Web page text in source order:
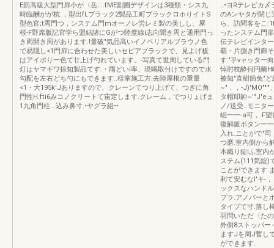
E罰高級大型門扉小が〈岳::::fME割圃デザインは3種類・シス九
時臨酬がが杭.，型出fLブラック2製品工町ブラックロホりイトS
型色官;t周門つ，ンステム門mオーノレ労レミ製の美しし、屋
根-F野席版記官学ら盟結諸にGがつ陸度線i志向聞き周と通用門っ
き両開き周があります.!量破"気品高いイノペリアルブラウノ色
で易隠し<1門扉に合わせた美しいセピアブラックで、見よげ板
はアイポり一色て廿上げ勺れています。-写真て世周している門
灯はヤマギワ掠知製品てす.・雨どいi率、現喝取付けですので水
勾配を左右どち勺にもできます..様掌施工方;去陸屋根の重量
<1・大195k'Jありますので、クレーンてつり上げて、つぎに角
門性H.fti6みコノクリートて宙定します.クレーム，でつりょげま
1九角門柱...込み鼻寸.•ヤグラ組••
..•ヨRテレピカ
のAンヤタが閉
ら、訪問客をこ
ったンステム門
伝テレピインタ
覇・片捌き門廊
す."乎νャッタ一
悼肘枕酔何円醐
被知"直樹箇免"
~"，，-J)'MO""'"
タ帽叩帥~'''J'eュ
ノ/送受..モニタ
岨一一-a可，.F
復解鍍ボタン一
入れ.ニとがで"
つ磨.室内側から
本織り錠lふ室内
ステム(111気錠)
ことができます.
利て安むなl'キ-
ックスなハンド
プラ.アノパーと
タイプて寸.落し
羽問いただ〈た
外側8ストッパー
ますJを周J暫し
ができます.